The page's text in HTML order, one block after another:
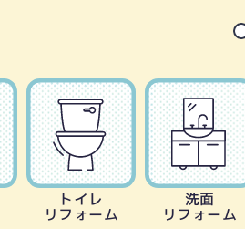
トイレ
リフォーム
洗面
リフォーム